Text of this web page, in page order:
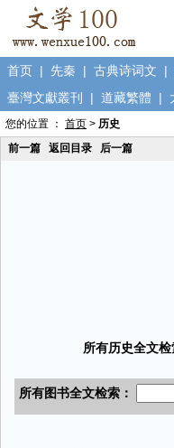
首页 | 先秦 | 古典诗词文 |
臺灣文獻叢刊
| 道藏繁體 |
您的位置 ： 首页 > 历史
前一篇
返回目录 后一篇